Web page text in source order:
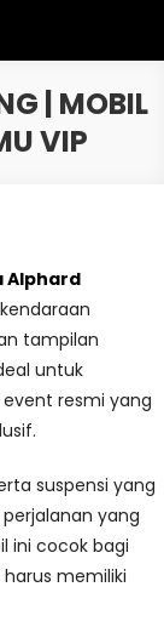
| MOBIL
VIP
Alphard
tampilan
untuk
event resmi yang
suspensi yang
yang
ini cocok bagi
memiliki